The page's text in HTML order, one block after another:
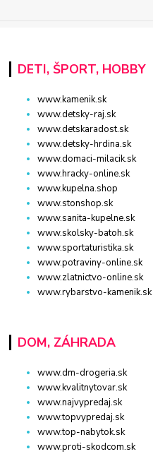
DETI, ŠPORT, HOBBY
www.kamenik.sk
www.detsky-raj.sk
www.detskaradost.sk
www.detsky-hrdina.sk
www.domaci-milacik.sk
www.hracky-online.sk
www.kupelna.shop
www.stonshop.sk
www.sanita-kupelne.sk
www.skolsky-batoh.sk
www.sportaturistika.sk
www.potraviny-online.sk
www.zlatnictvo-online.sk
www.rybarstvo-kamenik.sk
DOM, ZÁHRADA
www.dm-drogeria.sk
www.kvalitnytovar.sk
www.najvypredaj.sk
www.topvypredaj.sk
www.top-nabytok.sk
www.proti-skodcom.sk